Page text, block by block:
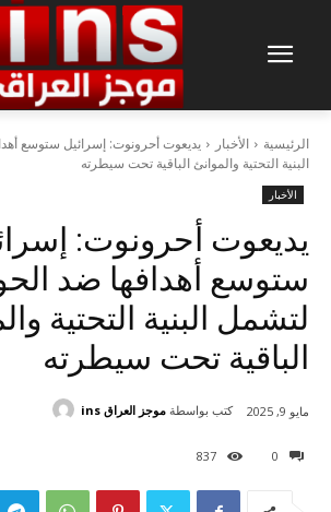
الرئيسية الأخبار
يديعوت أحرونوت: إسرائيل ستوسع
البنية التحتية والموانئ الباقية تحت سيطرته
الأخبار
يديعوت أحرونوت:
ستوسع أهدافها ضد
لتشمل البنية التحتية
الباقية تحت سيطرته
0
837
مايو 9, 2025 كتب بواسطة موجز العراق ins